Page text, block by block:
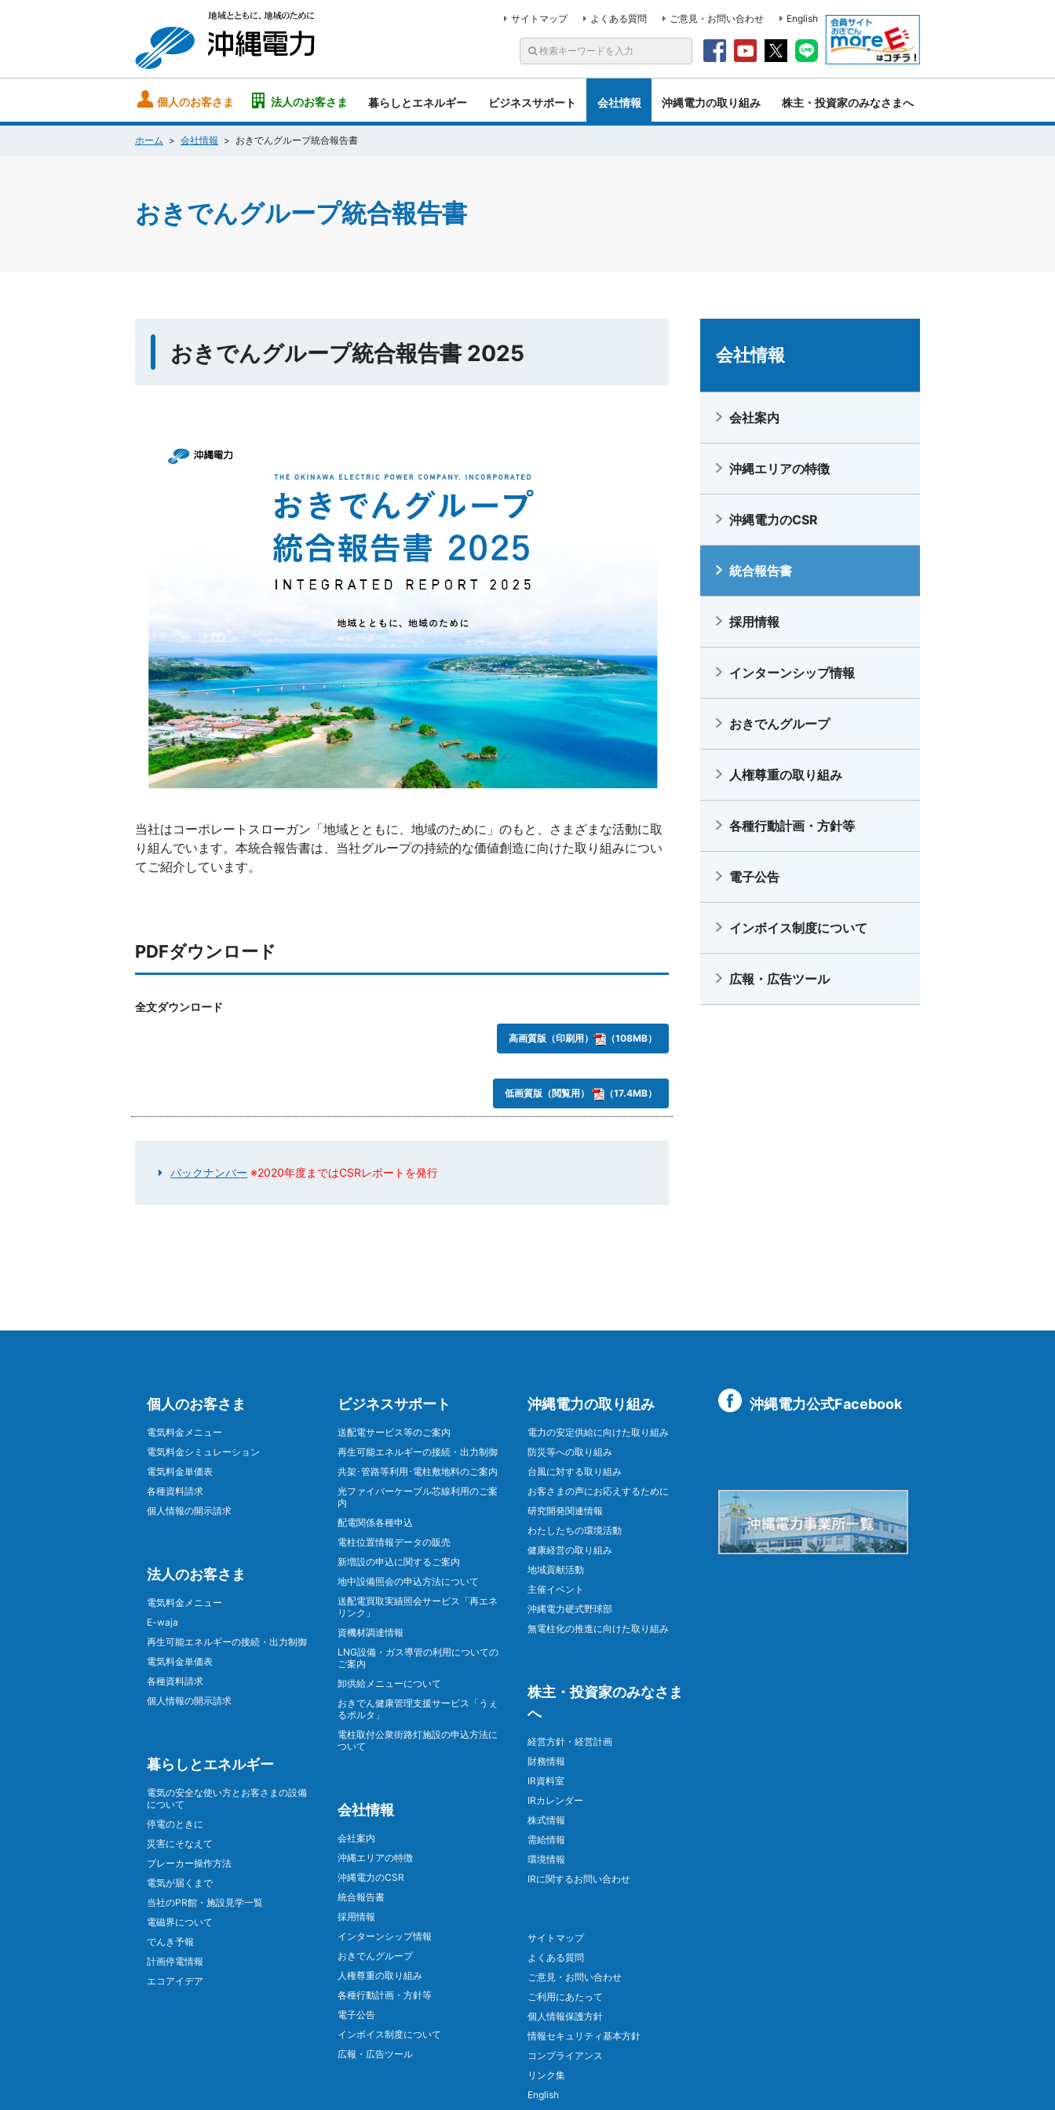
サイトマップ よくある質問 ご意見・お問い合わせ English
個人のお客さま 法人のお客さま 暮らしとエネルギー ビジネスサポート 会社情報 沖縄電力の取り組み 株主・投資家のみなさまへ
ホーム 会社情報 おきでんグループ統合報告書
おきでんグループ統合報告書
おきでんグループ統合報告書 2025
当社はコーポレートスローガン「地域とともに、地域のために」のもと、さまざまな活動に取
り組んでいます。本統合報告書は、当社グループの持続的な価値創造に向けた取り組みについ
てご紹介しています。
PDFダウンロード
全文ダウンロード
高画質版（印刷用） （108MB）
低画質版（閲覧用） （17.4MB）
バックナンバー ※2020年度まではCSRレポートを発行
会社情報
会社案内
沖縄エリアの特徴
沖縄電力のCSR
統合報告書
採用情報
インターンシップ情報
おきでんグループ
人権尊重の取り組み
各種行動計画・方針等
電子公告
インボイス制度について
広報・広告ツール
個人のお客さま
電気料金メニュー
電気料金シミュレーション
電気料金単価表
各種資料請求
個人情報の開示請求
法人のお客さま
電気料金メニュー
E-waja
再生可能エネルギーの接続・出力制御
電気料金単価表
各種資料請求
個人情報の開示請求
暮らしとエネルギー
電気の安全な使い方とお客さまの設備
について
停電のときに
災害にそなえて
ブレーカー操作方法
電気が届くまで
当社のPR館・施設見学一覧
電磁界について
でんき予報
計画停電情報
エコアイデア
ビジネスサポート
送配電サービス等のご案内
再生可能エネルギーの接続・出力制御
共架･管路等利用･電柱敷地料のご案内
光ファイバーケーブル芯線利用のご案
内
配電関係各種申込
電柱位置情報データの販売
新増設の申込に関するご案内
地中設備照会の申込方法について
送配電買取実績照会サービス「再エネ
リンク」
資機材調達情報
LNG設備・ガス導管の利用についての
ご案内
卸供給メニューについて
おきでん健康管理支援サービス「うぇ
るポルタ」
電柱取付公衆街路灯施設の申込方法に
ついて
会社情報
会社案内
沖縄エリアの特徴
沖縄電力のCSR
統合報告書
採用情報
インターンシップ情報
おきでんグループ
人権尊重の取り組み
各種行動計画・方針等
電子公告
インボイス制度について
広報・広告ツール
沖縄電力の取り組み
電力の安定供給に向けた取り組み
防災等への取り組み
台風に対する取り組み
お客さまの声にお応えするために
研究開発関連情報
わたしたちの環境活動
健康経営の取り組み
地域貢献活動
主催イベント
沖縄電力硬式野球部
無電柱化の推進に向けた取り組み
株主・投資家のみなさま
へ
経営方針・経営計画
財務情報
IR資料室
IRカレンダー
株式情報
需給情報
環境情報
IRに関するお問い合わせ
サイトマップ
よくある質問
ご意見・お問い合わせ
ご利用にあたって
個人情報保護方針
情報セキュリティ基本方針
コンプライアンス
リンク集
English
沖縄電力公式Facebook